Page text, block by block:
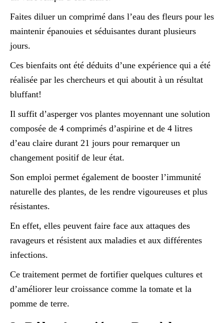
Faites diluer un comprimé dans l’eau des fleurs pour les
maintenir épanouies et séduisantes durant plusieurs
jours.
Ces bienfaits ont été déduits d’une expérience qui a été
réalisée par les chercheurs et qui aboutit à un résultat
bluffant!
Il suffit d’asperger vos plantes moyennant une solution
composée de 4 comprimés d’aspirine et de 4 litres
d’eau claire durant 21 jours pour remarquer un
changement positif de leur état.
Son emploi permet également de booster l’immunité
naturelle des plantes, de les rendre vigoureuses et plus
résistantes.
En effet, elles peuvent faire face aux attaques des
ravageurs et résistent aux maladies et aux différentes
infections.
Ce traitement permet de fortifier quelques cultures et
d’améliorer leur croissance comme la tomate et la
pomme de terre.